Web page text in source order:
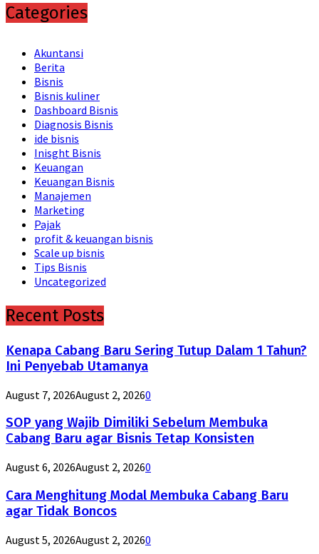
Categories
Akuntansi
Berita
Bisnis
Bisnis kuliner
Dashboard Bisnis
Diagnosis Bisnis
ide bisnis
Inisght Bisnis
Keuangan
Keuangan Bisnis
Manajemen
Marketing
Pajak
profit & keuangan bisnis
Scale up bisnis
Tips Bisnis
Uncategorized
Recent Posts
Kenapa Cabang Baru Sering Tutup Dalam 1 Tahun?
Ini Penyebab Utamanya
August 7, 2026August 2, 20260
SOP yang Wajib Dimiliki Sebelum Membuka
Cabang Baru agar Bisnis Tetap Konsisten
August 6, 2026August 2, 20260
Cara Menghitung Modal Membuka Cabang Baru
agar Tidak Boncos
August 5, 2026August 2, 20260